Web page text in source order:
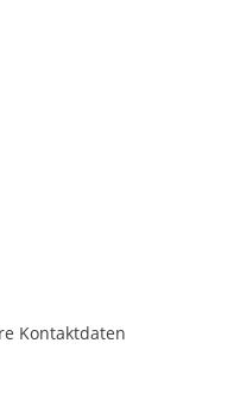
Kontaktdaten